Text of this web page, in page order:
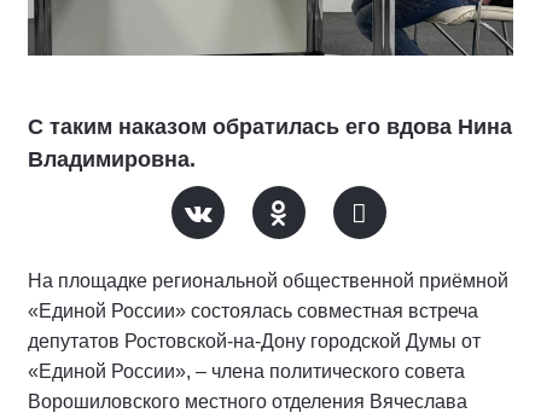
С таким наказом обратилась его вдова Нина
Владимировна.
На площадке региональной общественной приёмной
«Единой России» состоялась совместная встреча
депутатов Ростовской-на-Дону городской Думы от
«Единой России», – члена политического совета
Ворошиловского местного отделения Вячеслава